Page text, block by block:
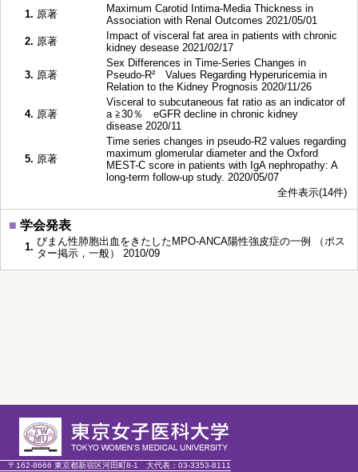
1. 原著
Maximum Carotid Intima-Media Thickness in
Association with Renal Outcomes 2021/05/01
2. 原著
Impact of visceral fat area in patients with chronic
kidney desease 2021/02/17
3. 原著
Sex Differences in Time-Series Changes in
Pseudo-R² Values Regarding Hyperuricemia in
Relation to the Kidney Prognosis 2020/11/26
4. 原著
Visceral to subcutaneous fat ratio as an indicator of
a ≧30％ eGFR decline in chronic kidney
disease 2020/11
5. 原著
Time series changes in pseudo-R2 values regarding
maximum glomerular diameter and the Oxford
MEST-C score in patients with IgA nephropathy: A
long-term follow-up study. 2020/05/07
全件表示(14件)
■ 学会発表
1. びまん性肺胞出血をきたしたMPO-ANCA陽性強皮症の一例 （ポス
ター掲示，一般） 2010/09
〒162-8666 東京都新宿区河田町8-1 大代表： 03-3353-8111